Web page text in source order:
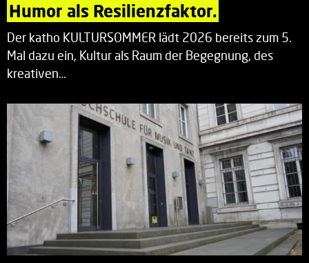
Humor als Resilienzfaktor.
Der katho KULTURSOMMER lädt 2026 bereits zum 5.
Mal dazu ein, Kultur als Raum der Begegnung, des
kreativen…